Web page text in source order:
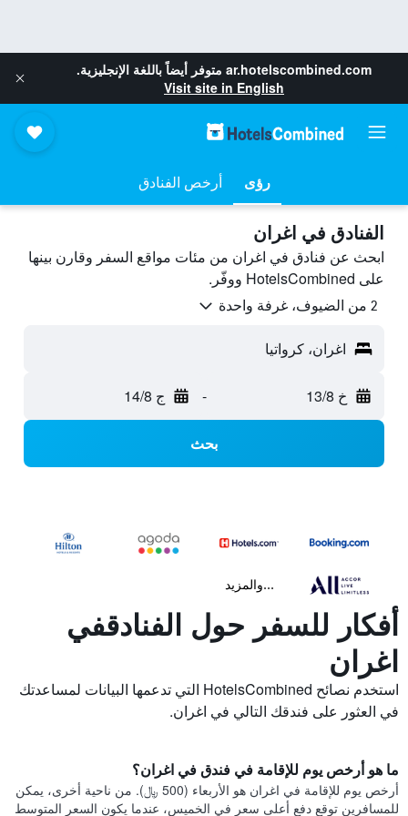
ar.hotelscombined.com متوفر أيضاً باللغة الإنجليزية.
Visit site in English
رؤى أرخص الفنادق
الفنادق في اغران
ابحث عن فنادق في اغران من مئات مواقع السفر وقارن بينها
على HotelsCombined ووفّر.
2 من الضيوف، غرفة واحدة
اغران، كرواتيا
خ 13/8 - ج 14/8
بحث
...والمزيد
أفكار للسفر حول الفنادقفي
اغران
استخدم نصائح HotelsCombined التي تدعمها البيانات لمساعدتك
في العثور على فندقك التالي في اغران.
ما هو أرخص يوم للإقامة في فندق في اغران؟
أرخص يوم للإقامة في اغران هو الأربعاء (500 ﷼). من ناحية أخرى، يمكن
للمسافرين توقع دفع أعلى سعر في الخميس، عندما يكون السعر المتوسط